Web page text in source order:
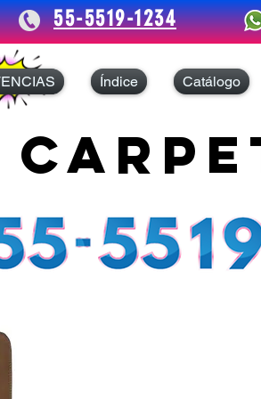
Índice Catálogo
55-5519-1234